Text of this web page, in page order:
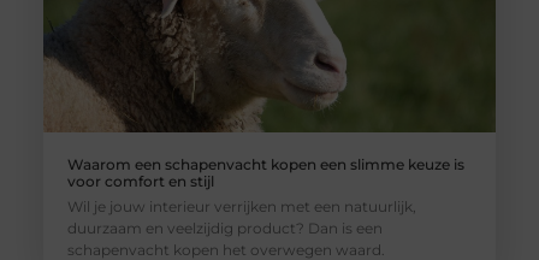
Waarom een schapenvacht kopen een slimme keuze is
voor comfort en stijl
Wil je jouw interieur verrijken met een natuurlijk,
duurzaam en veelzijdig product? Dan is een
schapenvacht kopen het overwegen waard.